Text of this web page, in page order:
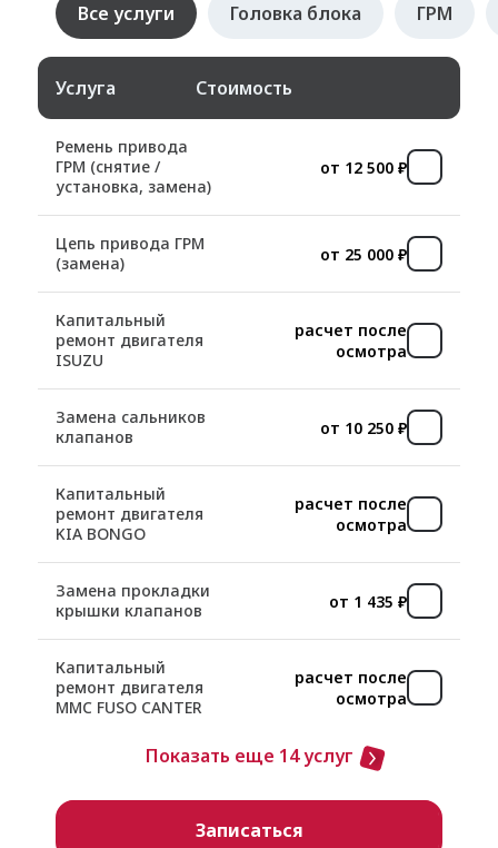
Все услуги Головка блока ГРМ
Услуга Стоимость
Ремень привода
ГРМ (снятие /
установка, замена)
от 12 500 ₽
Цепь привода ГРМ
(замена)
от 25 000 ₽
Капитальный
ремонт двигателя
ISUZU
расчет после
осмотра
Замена сальников
клапанов
от 10 250 ₽
Капитальный
ремонт двигателя
KIA BONGO
расчет после
осмотра
Замена прокладки
крышки клапанов
от 1 435 ₽
Капитальный
ремонт двигателя
MMC FUSO CANTER
расчет после
осмотра
Показать еще 14 услуг
Записаться